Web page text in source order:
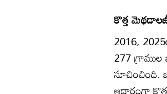
కొత్త
2016,
277
సూచించింది.